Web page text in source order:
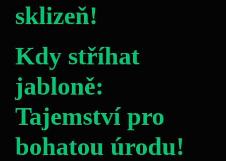
sklizeň!
Kdy stříhat
jabloně:
Tajemství pro
bohatou úrodu!